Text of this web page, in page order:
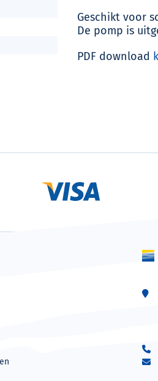
Geschikt voor
De pomp is
PDF download